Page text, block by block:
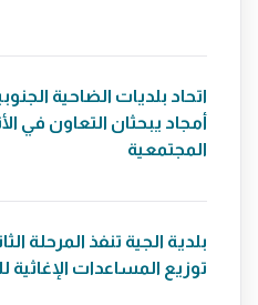
اتحاد بلديات الضاحية
أمجاد يبحثان التعاون في
المجتمعية
بلدية الجية تنفذ المرحلة
توزيع المساعدات الإغاثية